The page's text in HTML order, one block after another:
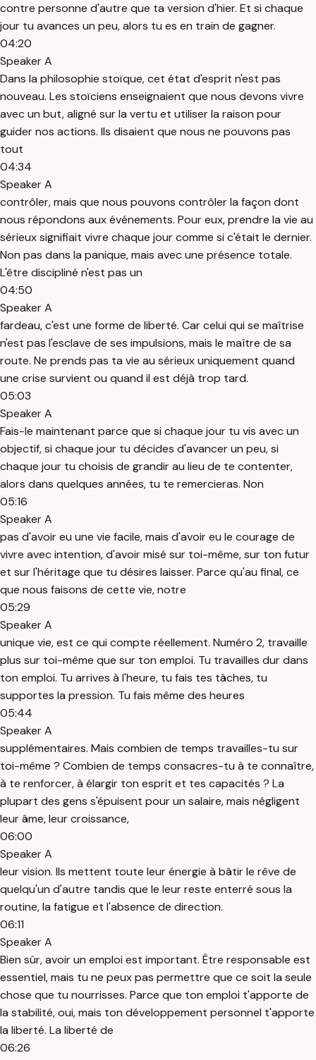
contre personne d'autre que ta version d'hier. Et si chaque
jour tu avances un peu, alors tu es en train de gagner.
04:20
Speaker A
Dans la philosophie stoïque, cet état d'esprit n'est pas
nouveau. Les stoïciens enseignaient que nous devons vivre
avec un but, aligné sur la vertu et utiliser la raison pour
guider nos actions. Ils disaient que nous ne pouvons pas
tout
04:34
Speaker A
contrôler, mais que nous pouvons contrôler la façon dont
nous répondons aux événements. Pour eux, prendre la vie au
sérieux signifiait vivre chaque jour comme si c'était le dernier.
Non pas dans la panique, mais avec une présence totale.
L'être discipliné n'est pas un
04:50
Speaker A
fardeau, c'est une forme de liberté. Car celui qui se maîtrise
n'est pas l'esclave de ses impulsions, mais le maître de sa
route. Ne prends pas ta vie au sérieux uniquement quand
une crise survient ou quand il est déjà trop tard.
05:03
Speaker A
Fais-le maintenant parce que si chaque jour tu vis avec un
objectif, si chaque jour tu décides d'avancer un peu, si
chaque jour tu choisis de grandir au lieu de te contenter,
alors dans quelques années, tu te remercieras. Non
05:16
Speaker A
pas d'avoir eu une vie facile, mais d'avoir eu le courage de
vivre avec intention, d'avoir misé sur toi-même, sur ton futur
et sur l'héritage que tu désires laisser. Parce qu'au final, ce
que nous faisons de cette vie, notre
05:29
Speaker A
unique vie, est ce qui compte réellement. Numéro 2, travaille
plus sur toi-même que sur ton emploi. Tu travailles dur dans
ton emploi. Tu arrives à l'heure, tu fais tes tâches, tu
supportes la pression. Tu fais même des heures
05:44
Speaker A
supplémentaires. Mais combien de temps travailles-tu sur
toi-même ? Combien de temps consacres-tu à te connaître,
à te renforcer, à élargir ton esprit et tes capacités ? La
plupart des gens s'épuisent pour un salaire, mais négligent
leur âme, leur croissance,
06:00
Speaker A
leur vision. Ils mettent toute leur énergie à bâtir le rêve de
quelqu'un d'autre tandis que le leur reste enterré sous la
routine, la fatigue et l'absence de direction.
06:11
Speaker A
Bien sûr, avoir un emploi est important. Être responsable est
essentiel, mais tu ne peux pas permettre que ce soit la seule
chose que tu nourrisses. Parce que ton emploi t'apporte de
la stabilité, oui, mais ton développement personnel t'apporte
la liberté. La liberté de
06:26